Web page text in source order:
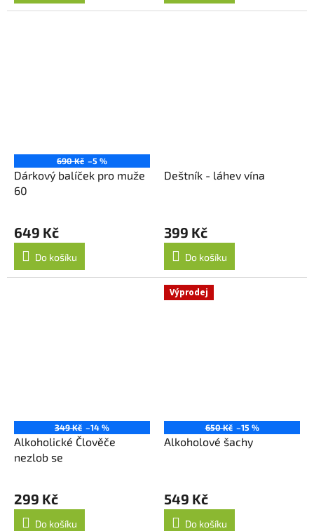
z
690 Kč –5 %
Dárkový balíček pro muže
60
649 Kč
Do košíku
Deštník - láhev vína
399 Kč
Do košíku
349 Kč –14 %
Alkoholické Člověče
nezlob se
299 Kč
Do košíku
Výprodej
650 Kč –15 %
Alkoholové šachy
549 Kč
Do košíku